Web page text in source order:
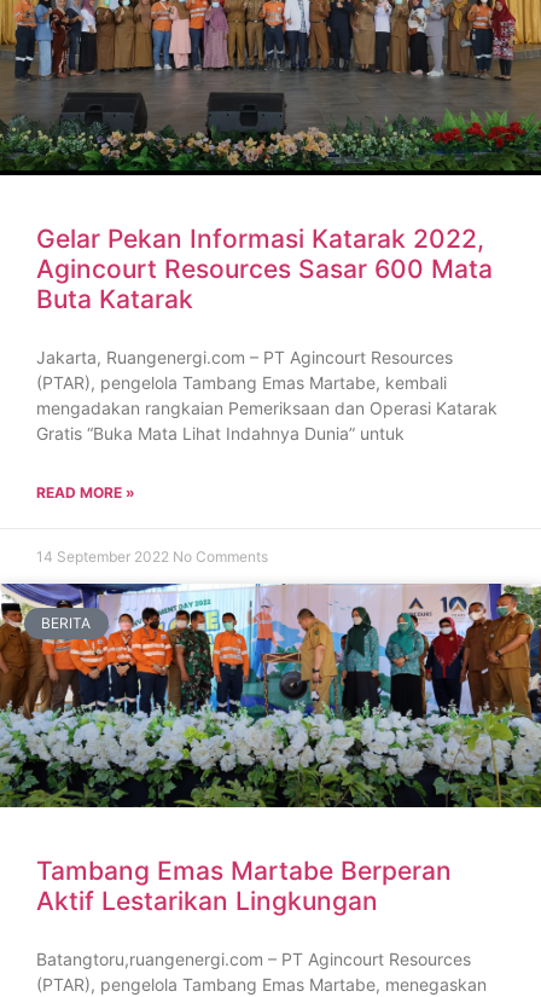
Gelar Pekan Informasi Katarak 2022,
Agincourt Resources Sasar 600 Mata
Buta Katarak
Jakarta, Ruangenergi.com – PT Agincourt Resources
(PTAR), pengelola Tambang Emas Martabe, kembali
mengadakan rangkaian Pemeriksaan dan Operasi Katarak
Gratis “Buka Mata Lihat Indahnya Dunia” untuk
READ MORE »
14 September 2022 No Comments
BERITA
Tambang Emas Martabe Berperan
Aktif Lestarikan Lingkungan
Batangtoru,ruangenergi.com – PT Agincourt Resources
(PTAR), pengelola Tambang Emas Martabe, menegaskan